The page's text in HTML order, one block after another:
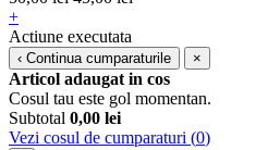
+
Actiune executata
‹ Continua cumparaturile ×
Articol adaugat in cos
Cosul tau este gol momentan.
Subtotal 0,00 lei
Vezi cosul de cumparaturi (0)